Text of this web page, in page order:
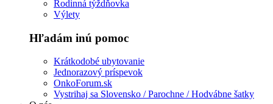
Rodinná týždňovka
Výlety
Hľadám inú pomoc
Krátkodobé ubytovanie
Jednorazový príspevok
OnkoForum.sk
Vystrihaj sa Slovensko / Parochne / Hodvábne šatky